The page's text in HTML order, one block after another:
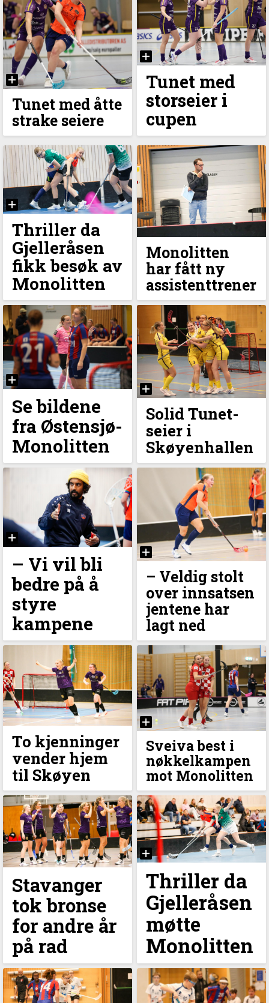
Tunet med åtte
strake seiere
Tunet med
storseier i
cupen
Thriller da
Gjelleråsen
fikk besøk av
Monolitten
Monolitten
har fått ny
assistenttrener
Se bildene
fra Østensjø-
Monolitten
Solid Tunet-
seier i
Skøyenhallen
– Vi vil bli
bedre på å
styre
kampene
–⁠ Veldig stolt
over innsatsen
jentene har
lagt ned
To kjenninger
vender hjem
til Skøyen
Sveiva best i
nøkkelkampen
mot Monolitten
Stavanger
tok bronse
for andre år
på rad
Thriller da
Gjelleråsen
møtte
Monolitten